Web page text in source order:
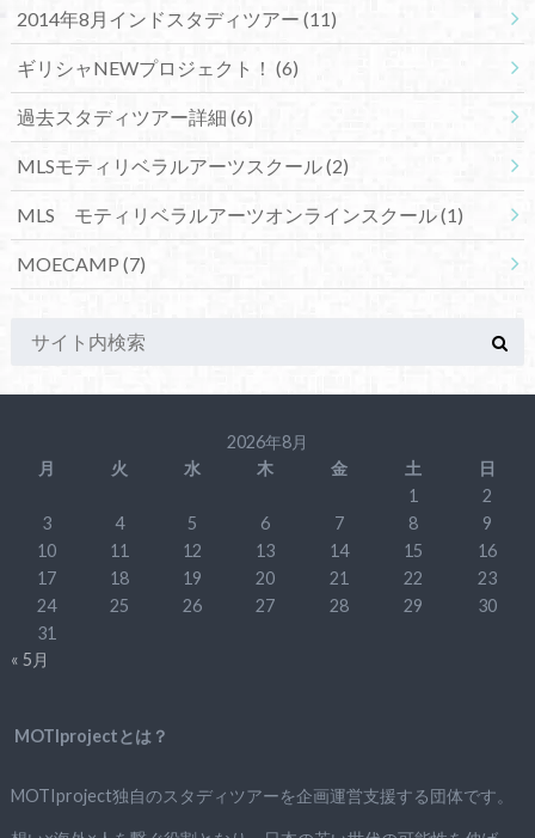
2014年8月インドスタディツアー (11)
ギリシャNEWプロジェクト！ (6)
過去スタディツアー詳細 (6)
MLSモティリベラルアーツスクール(2)
MLS モティリベラルアーツオンラインスクール(1)
MOECAMP (7)
2026年8月
月
火 水 木 金 土
日
1
2
3
4 5 6 7 8
9
10
11 12 13 14 15
16
17
18 19 20 21 22
23
24
25 26 27 28 29
30
31
« 5月
MOTIprojectとは？
MOTIproject独自のスタディツアーを企画運営支援する団体です。